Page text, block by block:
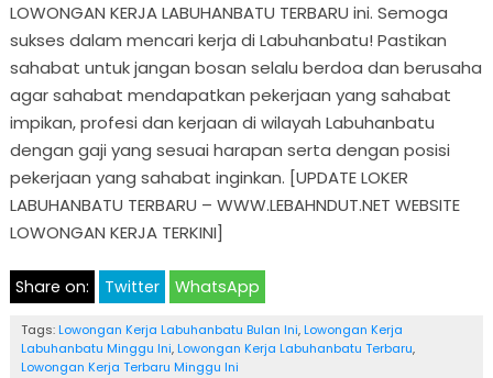
LOWONGAN KERJA LABUHANBATU TERBARU ini. Semoga
sukses dalam mencari kerja di Labuhanbatu! Pastikan
sahabat untuk jangan bosan selalu berdoa dan berusaha
agar sahabat mendapatkan pekerjaan yang sahabat
impikan, profesi dan kerjaan di wilayah Labuhanbatu
dengan gaji yang sesuai harapan serta dengan posisi
pekerjaan yang sahabat inginkan. [UPDATE LOKER
LABUHANBATU TERBARU – WWW.LEBAHNDUT.NET WEBSITE
LOWONGAN KERJA TERKINI]
Share on: Twitter WhatsApp
Tags: Lowongan Kerja Labuhanbatu Bulan Ini, Lowongan Kerja
Labuhanbatu Minggu Ini, Lowongan Kerja Labuhanbatu Terbaru,
Lowongan Kerja Terbaru Minggu Ini